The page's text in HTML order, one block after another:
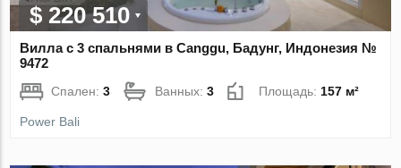
$ 220 510
Вилла с 3 спальнями в Canggu, Бадунг, Индонезия №
9472
Спален:3 Ванных:3 Площадь: 157 м²
Power Bali